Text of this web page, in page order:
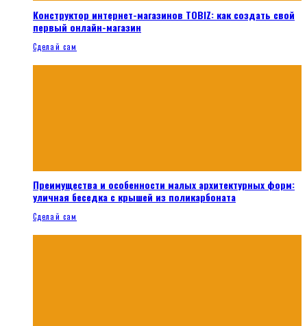
Конструктор интернет-магазинов TOBIZ: как создать свой
первый онлайн-магазин
Сделай сам
Преимущества и особенности малых архитектурных форм:
уличная беседка с крышей из поликарбоната
Сделай сам